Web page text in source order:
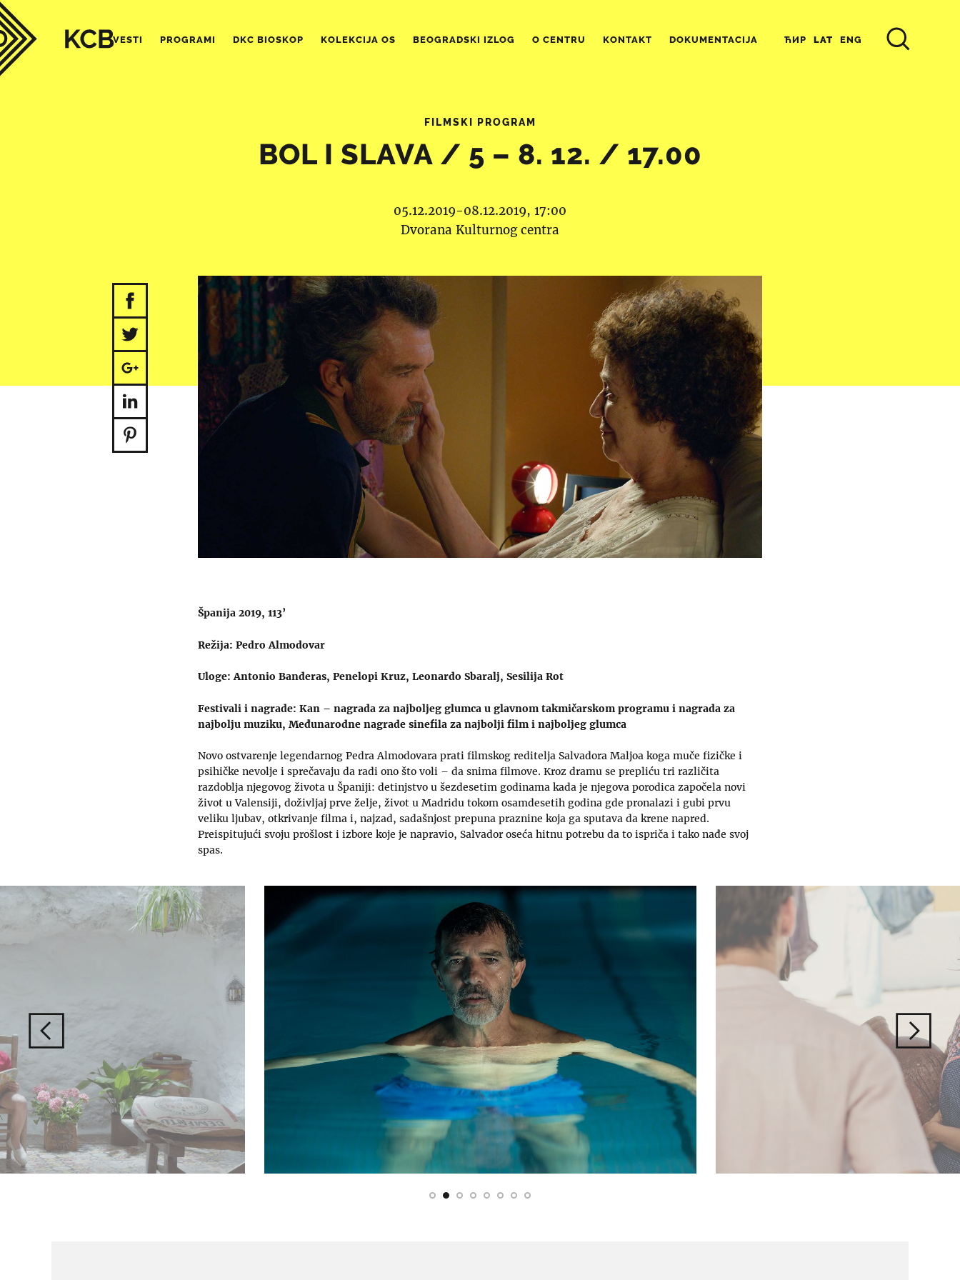
VESTI PROGRAMI DKC BIOSKOP KOLEKCIJA OS BEOGRADSKI IZLOG O CENTRU KONTAKT DOKUMENTACIJA ЋИР LAT ENG
FILMSKI PROGRAM
BOL I SLAVA / 5 – 8. 12. / 17.00
05.12.2019-08.12.2019, 17:00
Dvorana Kulturnog centra
Španija 2019, 113’
Režija: Pedro Almodovar
Uloge: Antonio Banderas, Penelopi Kruz, Leonardo Sbaralj, Sesilija Rot
Festivali i nagrade: Kan – nagrada za najboljeg glumca u glavnom takmičarskom programu i nagrada za
najbolju muziku, Međunarodne nagrade sinefila za najbolji film i najboljeg glumca
Novo ostvarenje legendarnog Pedra Almodovara prati filmskog reditelja Salvadora Maljoa koga muče fizičke i
psihičke nevolje i sprečavaju da radi ono što voli – da snima filmove. Kroz dramu se prepliću tri različita
razdoblja njegovog života u Španiji: detinjstvo u šezdesetim godinama kada je njegova porodica započela novi
život u Valensiji, doživljaj prve želje, život u Madridu tokom osamdesetih godina gde pronalazi i gubi prvu
veliku ljubav, otkrivanje filma i, najzad, sadašnjost prepuna praznine koja ga sputava da krene napred.
Preispitujući svoju prošlost i izbore koje je napravio, Salvador oseća hitnu potrebu da to ispriča i tako nađe svoj
spas.